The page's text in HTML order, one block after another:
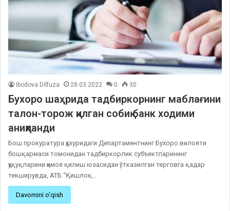
Ibodova Dilfuza 28.03.2022 0 30
Бухоро шаҳрида тадбиркорнинг маблағини
талон-торож қилган собиқ банк ходими
аниқланди
Бош прокуратура ҳузуридаги Департаментнинг Бухоро вилояти
бошқармаси томонидан тадбиркорлик субъектларининг
ҳуқуқларини ҳимоя қилиш юзасидан ўтказилган терговга қадар
текширувда, АТБ “Қишлоқ…
Davomini o'qish